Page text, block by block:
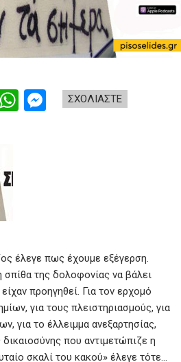
ΣΧΟΛΙΑΣΤΕ
Vi
W
έλεγε πως έχουμε εξέγερση.
της δολοφονίας να βάλει
προηγηθεί. Για τον ερχομό
για τους πλειστηριασμούς, για
για το έλλειμμα ανεξαρτησίας,
που αντιμετώπιζε η
σκαλί του κακού» έλεγε τότε…